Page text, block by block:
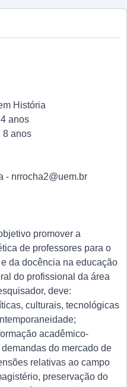
História
4 anos
8 anos
- nrrocha2@uem.br
promover a
de professores para o
da docência na educação
do profissional da área
deve:
culturais, tecnológicas
acadêmico-
do mercado de
relativas ao campo
preservação do